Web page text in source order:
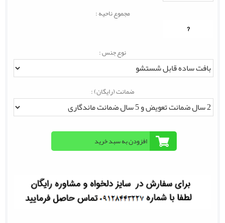
مجموع ناحیه :
?
نوع جنس :
ضمانت (رایگان) :